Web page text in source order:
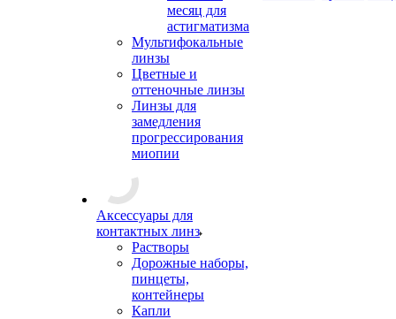
месяц для
астигматизма
Мультифокальные
линзы
Цветные и
оттеночные линзы
Линзы для
замедления
прогрессирования
миопии
Аксессуары для
контактных линз
Растворы
Дорожные наборы,
пинцеты,
контейнеры
Капли